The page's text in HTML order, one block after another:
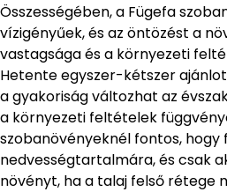
Összességében, a Fügefa
vízigényűek, és az öntözést a
vastagsága és a környezeti
Hetente egyszer-kétszer
a gyakoriság változhat az
a környezeti feltételek
szobanövényeknél fontos, hogy
nedvességtartalmára, és csak
növényt, ha a talaj felső rétege